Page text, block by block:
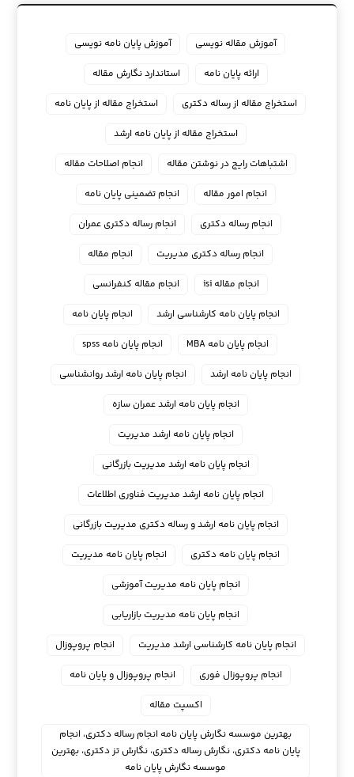
آموزش مقاله نویسی
آموزش پایان نامه نویسی
ارائه پایان نامه
استاندارد نگارش مقاله
استخراج مقاله از رساله دکتری
استخراج مقاله از پایان نامه
استخراج مقاله از پایان نامه ارشد
اشتباهات رایج در نوشتن مقاله
انجام اصلاحات مقاله
انجام امور مقاله
انجام تضمینی پایان نامه
انجام رساله دکتری
انجام رساله دکتری عمران
انجام رساله دکتری مدیریت
انجام مقاله
انجام مقاله isi
انجام مقاله کنفرانسی
انجام پايان نامه كارشناسي ارشد
انجام پایان نامه
انجام پایان نامه MBA
انجام پایان نامه spss
انجام پایان نامه ارشد
انجام پایان نامه ارشد روانشناسی
انجام پایان نامه ارشد عمران سازه
انجام پایان نامه ارشد مدیریت
انجام پایان نامه ارشد مدیریت بازرگانی
انجام پایان نامه ارشد مدیریت فناوری اطلاعات
انجام پایان نامه ارشد و رساله دکتری مدیریت بازرگانی
انجام پایان نامه دکتری
انجام پایان نامه مدیریت
انجام پایان نامه مدیریت آموزشی
انجام پایان نامه مدیریت بازاریابی
انجام پایان نامه کارشناسی ارشد مدیریت
انجام پروپوزال
انجام پروپوزال فوری
انجام پروپوزال و پایان نامه
اکسپت مقاله
بهترین موسسه نگارش پایان نامه انجام رساله دکتری، انجام
پایان نامه دکتری، نگارش رساله دکتری، نگارش تز دکتری، بهترین
موسسه نگارش پایان نامه